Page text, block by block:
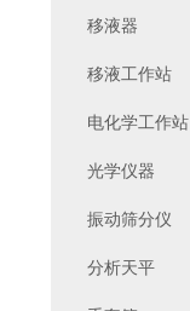
移液器
移液工作站
电化学工作站
光学仪器
振动筛分仪
分析天平